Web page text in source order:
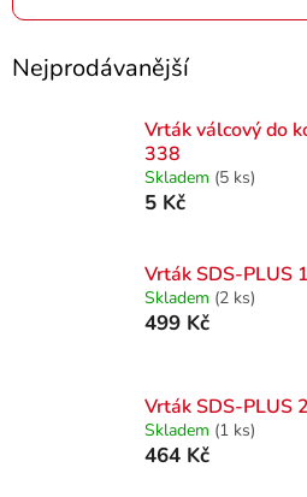
Nejprodávanější
Vrták válcový do
338
Skladem (5 ks)
5 Kč
Vrták SDS-PLUS
Skladem (2 ks)
499 Kč
Vrták SDS-PLUS
Skladem (1 ks)
464 Kč